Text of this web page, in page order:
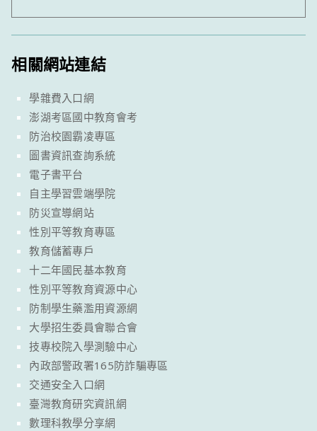
相關網站連結
學雜費入口網
澎湖考區國中教育會考
防治校園霸凌專區
圖書資訊查詢系統
電子書平台
自主學習雲端學院
防災宣導網站
性別平等教育專區
教育儲蓄專戶
十二年國民基本教育
性別平等教育資源中心
防制學生藥濫用資源網
大學招生委員會聯合會
技專校院入學測驗中心
內政部警政署165防詐騙專區
交通安全入口網
臺灣教育研究資訊網
數理科教學分享網